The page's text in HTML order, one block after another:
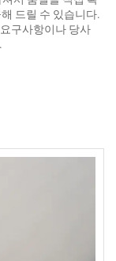
드릴 수 있습니다.
구사항이나 당사